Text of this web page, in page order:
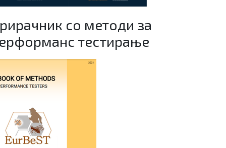
со методи за
тестирање